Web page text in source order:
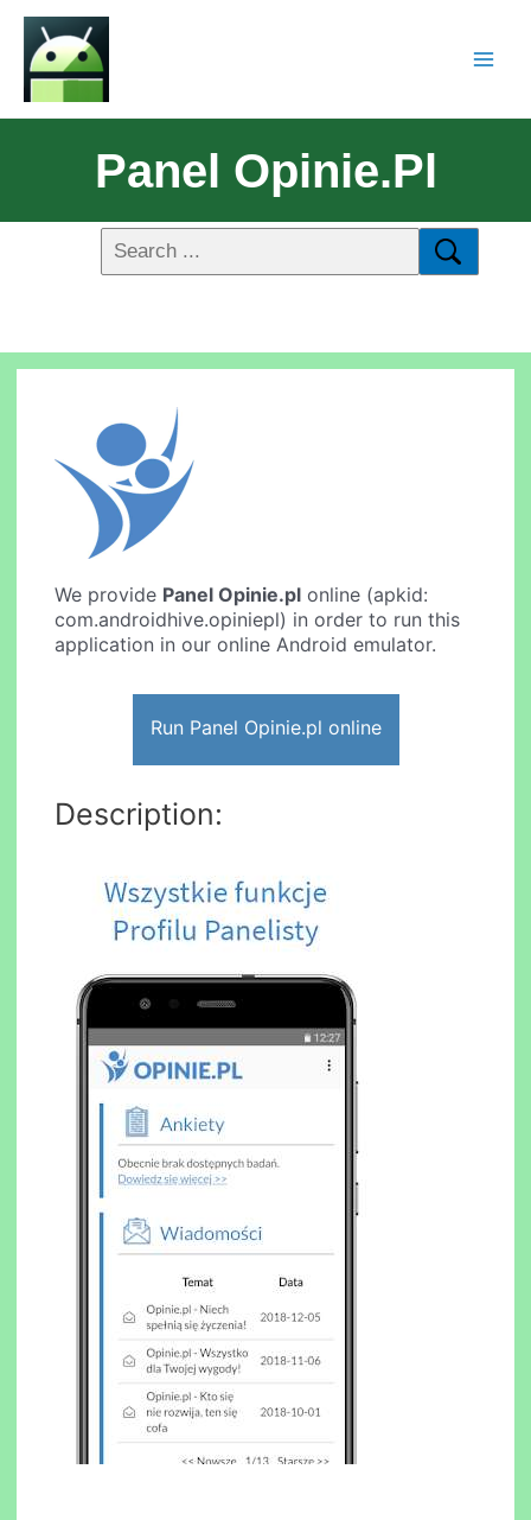
Panel Opinie.pl
We provide Panel Opinie.pl online (apkid:
com.androidhive.opiniepl) in order to run this
application in our online Android emulator.
Run Panel Opinie.pl online
Description: